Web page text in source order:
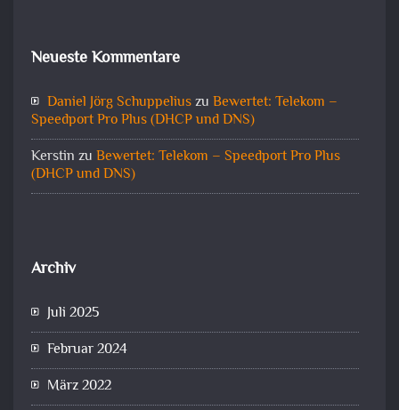
Neueste Kommentare
Daniel Jörg Schuppeliuszu Bewertet: Telekom –
Speedport Pro Plus (DHCP und DNS)
Kerstin zu Bewertet: Telekom – Speedport Pro Plus
(DHCP und DNS)
Archiv
Juli 2025
Februar 2024
März 2022